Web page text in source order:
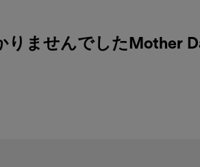
りませんでしたMother